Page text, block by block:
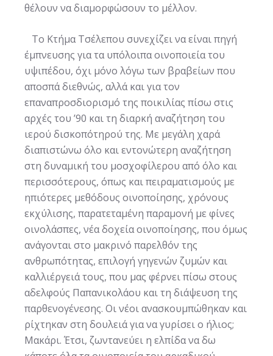
θέλουν να διαμορφώσουν το μέλλον.
Το Κτήμα Τσέλεπου συνεχίζει να είναι πηγή
έμπνευσης για τα υπόλοιπα οινοποιεία του
υψιπέδου, όχι μόνο λόγω των βραβείων που
αποσπά διεθνώς, αλλά και για τον
επαναπροσδιορισμό της ποικιλίας πίσω στις
αρχές του ’90 και τη διαρκή αναζήτηση του
ιερού δισκοπότηρού της. Με μεγάλη χαρά
διαπιστώνω όλο και εντονώτερη αναζήτηση
στη δυναμική του μοσχοφίλερου από όλο και
περισσότερους, όπως και πειραματισμούς με
ηπιότερες μεθόδους οινοποίησης, χρόνους
εκχύλισης, παρατεταμένη παραμονή με φίνες
οινολάσπες, νέα δοχεία οινοποίησης, που όμως
ανάγονται στο μακρινό παρελθόν της
ανθρωπότητας, επιλογή γηγενών ζυμών και
καλλιέργειά τους, που μας φέρνει πίσω στους
αδελφούς Παπανικολάου και τη διάψευση της
παρθενογένεσης. Οι νέοι ανασκουμπώθηκαν και
ρίχτηκαν στη δουλειά για να γυρίσει ο ήλιος;
Μακάρι. Έτσι, ζωντανεύει η ελπίδα να δω